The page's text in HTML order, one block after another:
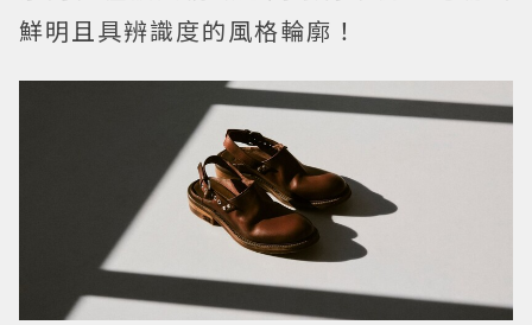
鮮明且具辨識度的風格輪廓！